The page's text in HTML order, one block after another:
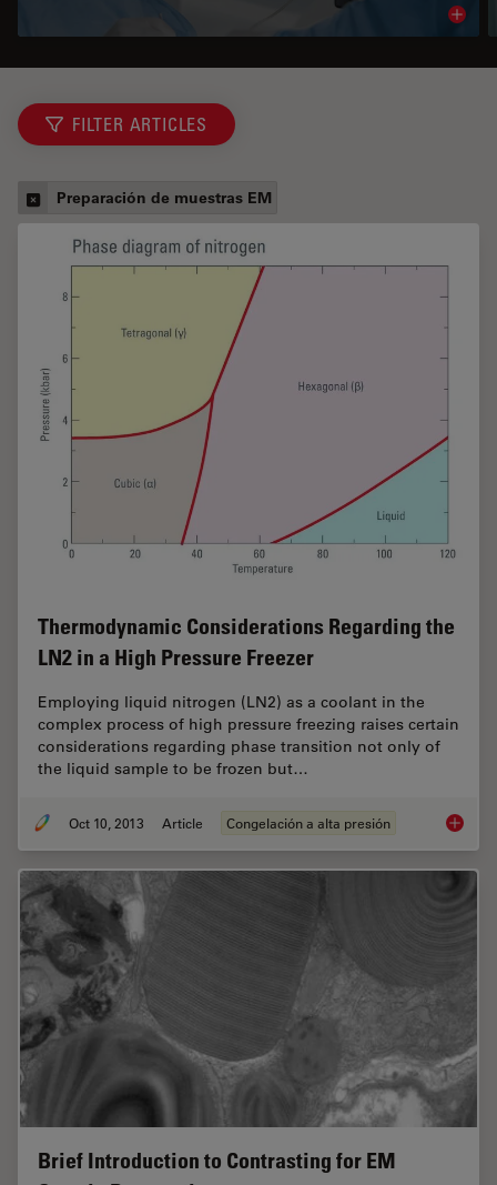
FILTER ARTICLES
Preparación de muestras EM
Thermodynamic Considerations Regarding the
LN2 in a High Pressure Freezer
Employing liquid nitrogen (LN2) as a coolant in the
complex process of high pressure freezing raises certain
considerations regarding phase transition not only of
the liquid sample to be frozen but…
Oct 10, 2013 Article Congelación a alta presión
Brief Introduction to Contrasting for EM